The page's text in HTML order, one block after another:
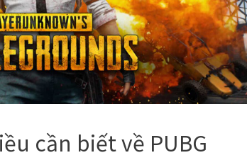
cần biết về PUBG